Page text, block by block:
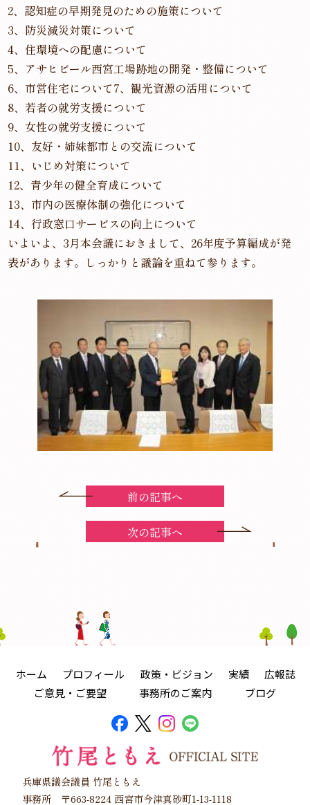
2、認知症の早期発見のための施策について
3、防災減災対策について
4、住環境への配慮について
5、アサヒビール西宮工場跡地の開発・整備について
6、市営住宅について7、観光資源の活用について
8、若者の就労支援について
9、女性の就労支援について
10、友好・姉妹都市との交流について
11、いじめ対策について
12、青少年の健全育成について
13、市内の医療体制の強化について
14、行政窓口サービスの向上について
いよいよ、3月本会議におきまして、26年度予算編成が発
表があります。しっかりと議論を重ねて参ります。
前の記事へ
次の記事へ
ホーム プロフィール 政策・ビジョン 実績
広報誌
ご意見・ご要望
事務所のご案内 ブログ
兵庫県議会議員 竹尾ともえ
事務所 〒663-8224 西宮市今津真砂町1-13-1118